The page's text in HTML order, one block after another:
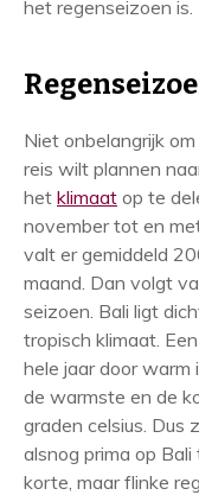
het regenseizoen is.
Niet onbelangrijk
reis wilt plannen
het klimaat op te
november tot en
valt er gemiddeld
maand. Dan volgt
seizoen. Bali ligt
tropisch klimaat.
hele jaar door warm
de warmste en de
graden celsius. Dus
alsnog prima op
korte, maar flinke